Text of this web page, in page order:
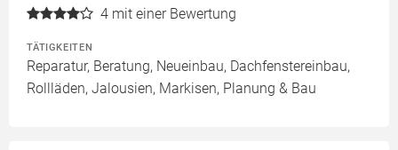
4 mit einer Bewertung
TÄTIGKEITEN
Reparatur, Beratung, Neueinbau, Dachfenstereinbau,
Rollläden, Jalousien, Markisen, Planung & Bau